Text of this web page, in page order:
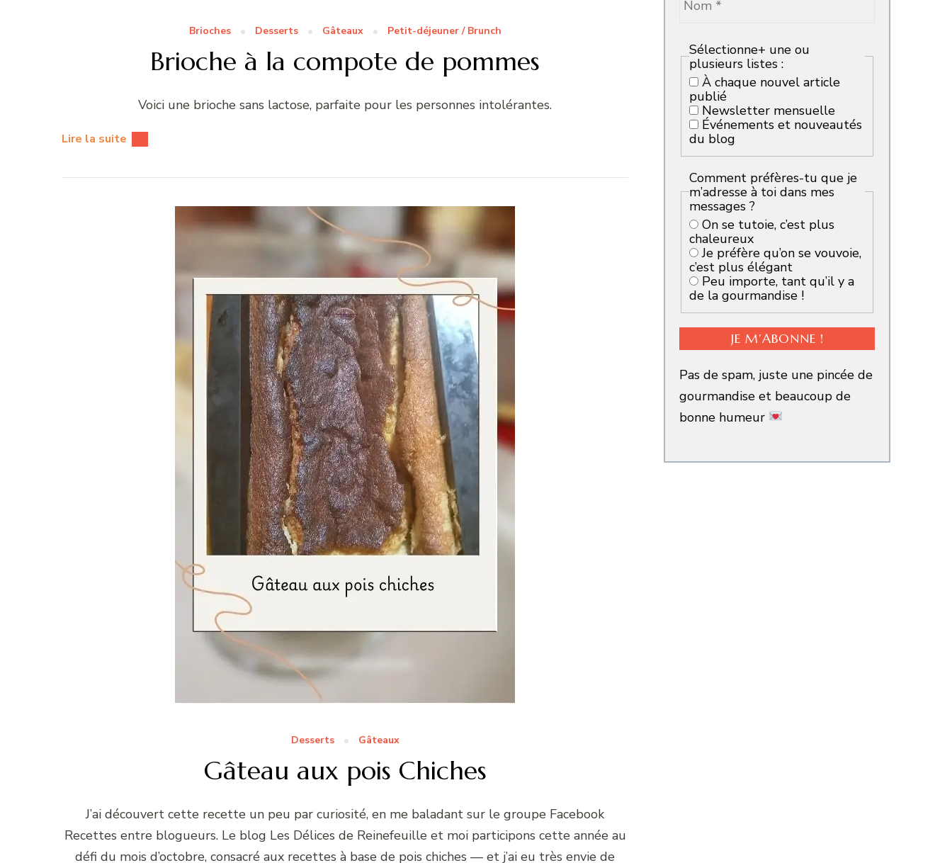
Brioches Desserts Gâteaux Petit-déjeuner / Brunch
Brioche à la compote de pommes
Voici une brioche sans lactose, parfaite pour les personnes intolérantes.
Lire la suite
Desserts Gâteaux
Gâteau aux pois Chiches
J’ai découvert cette recette un peu par curiosité, en me baladant sur le groupe Facebook
Recettes entre blogueurs. Le blog Les Délices de Reinefeuille et moi participons cette année au
défi du mois d’octobre, consacré aux recettes à base de pois chiches — et j’ai eu très envie de
Sélectionne+ une ou
plusieurs listes :
À chaque nouvel article
publié
Newsletter mensuelle
Événements et nouveautés
du blog
Comment préfères-tu que je
m’adresse à toi dans mes
messages ?
On se tutoie, c’est plus
chaleureux
Je préfère qu’on se vouvoie,
c’est plus élégant
de la gourmandise !
Pas de spam, juste une pincée de
gourmandise et beaucoup de
bonne humeur